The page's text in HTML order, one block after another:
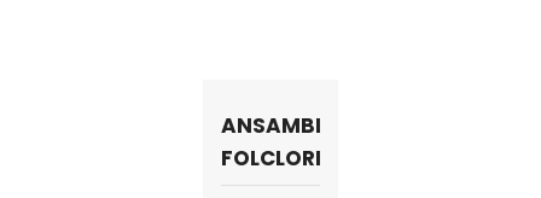
ANSAMBLURI
FOLCLORICE